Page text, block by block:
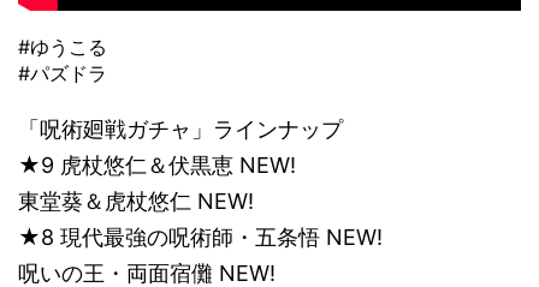
#ゆうこる
#パズドラ
「呪術廻戦ガチャ」ラインナップ
★9 虎杖悠仁＆伏黒恵 NEW!
東堂葵＆虎杖悠仁 NEW!
★8 現代最強の呪術師・五条悟 NEW!
呪いの王・両面宿儺 NEW!